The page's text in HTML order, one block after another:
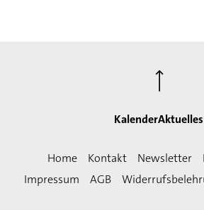
KalenderAktuelles
⟶
Home Kontakt Newsletter
Impressum
AGB